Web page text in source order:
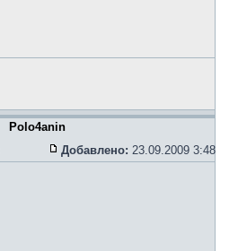
Polo4anin
Добавлено: 23.09.2009 3:48